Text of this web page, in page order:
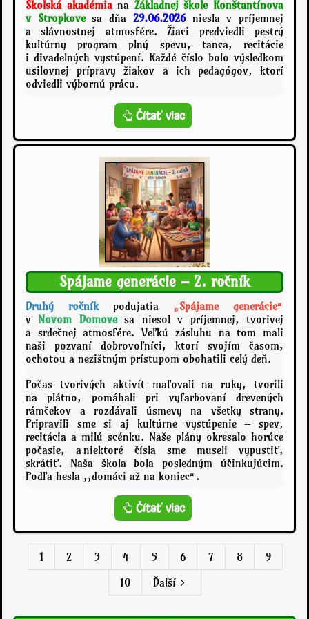
o
v
z
d
á
n
e
v
y
s
v
e
d
č
e
n
í
:
Školská akadémiana Základnej škole Konštantínova
v Stropkovesa dňa 29.06.2026niesla v príjemnej
a slávnostnej atmosfére. Žiaci predviedli pestrý
kultúrny program plný spevu, tanca, recitácie
i divadelných vystúpení. Každé číslo bolo výsledkom
usilovnej prípravy žiakov a ich pedagógov, ktorí
odviedli výbornú prácu.
S
l
á
v
n
o
s
t
n
á
a
k
a
d
m
i
a
2
9
.
j
ú
n
2
0
2
6
:
Čítať viac
Spájame generácie – 2. ročník
Druhý ročník podujatia „Spájame generácie“
vNovom Domovesa niesol v príjemnej, tvorivej
a srdečnej atmosfére. Veľkú zásluhu na tom mali
naši pozvaní dobrovoľníci, ktorí svojím časom,
ochotou a nezištným prístupom obohatili celý deň.
Počas tvorivých aktivít maľovali na ruky, tvorili
na plátno, pomáhali pri vyfarbovaní drevených
rámčekov a rozdávali úsmevy na všetky strany.
Pripravili sme si aj kultúrne vystúpenie – spev,
recitácia a milú scénku. Naše plány okresalo horúce
počasie, a niektoré čísla sme museli vypustiť,
skrátiť. Naša škola bola posledným účinkujúcim.
Podľa hesla ,,domáci až na koniec“.
S
p
á
e
Čítať viac
1 2 3 4 5 6 7 8
9
10
Ďalší